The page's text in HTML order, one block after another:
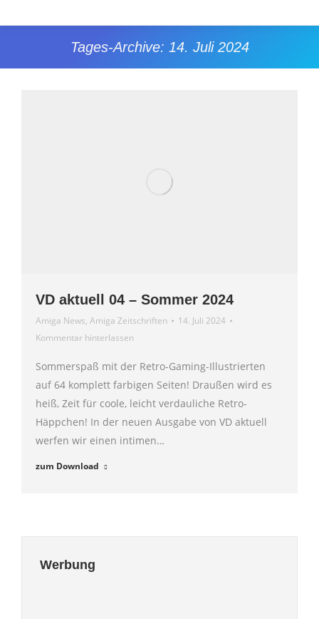
Tages-Archive: 14. Juli 2024
Sie befinden sich hier:
VD aktuell 04 – Sommer 2024
Amiga News, Amiga Zeitschriften
14. Juli 2024
Kommentar hinterlassen
Sommerspaß mit der Retro-Gaming-Illustrierten
auf 64 komplett farbigen Seiten! Draußen wird es
heiß, Zeit für coole, leicht verdauliche Retro-
Häppchen! In der neuen Ausgabe von VD aktuell
werfen wir einen intimen…
zum Download
Werbung